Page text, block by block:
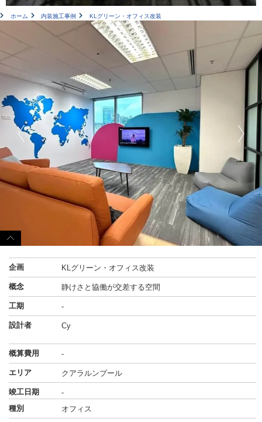
ホーム 内装施工事例 KLグリーン・オフィス改装
企画 KLグリーン・オフィス改装
概念 静けさと協働が交差する空間
工期 -
設計者 Cy
概算費用 -
エリア クアラルンプール
竣工日期
-
種別
オフィス